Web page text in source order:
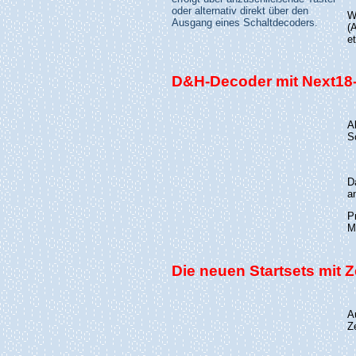
D&H-Decoder mit
Die neuen Startsets mit